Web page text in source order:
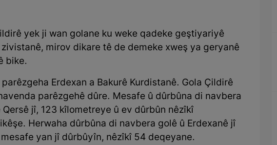
yek ji wan golane ku weke qadeke geştiyariyê
mirov dikare tê de demeke xweş ya geryanê
bike.
Erdexan a Bakurê Kurdistanê. Gola Çildirê
parêzgehê dûre. Mesafe û dûrbûna di navbera
jî, 123 kîlometreye û ev dûrbûn nêzîkî
Herwaha dûrbûna di navbera golê û Erdexanê jî
yan jî dûrbûyîn, nêzîkî 54 deqeyane.